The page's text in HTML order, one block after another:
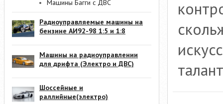
Машины Багги с ДВС
Радиоуправляемые машины на
бензине АИ92-98 1:5 и 1:8
Машины на радиоуправлении
для дрифта (Электро и ДВС)
Шоссейные и
раллийные(электро)